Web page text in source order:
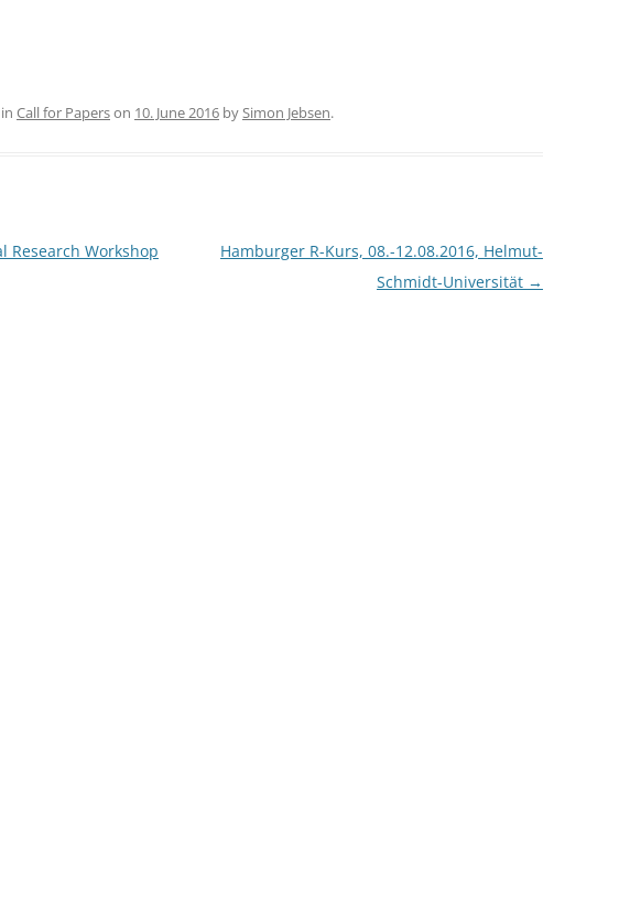
Call for Paperson 10. June 2016 bySimon Jebsen.
Research Workshop
Hamburger R-Kurs, 08.-12.08.2016, Helmut-
Schmidt-Universität →